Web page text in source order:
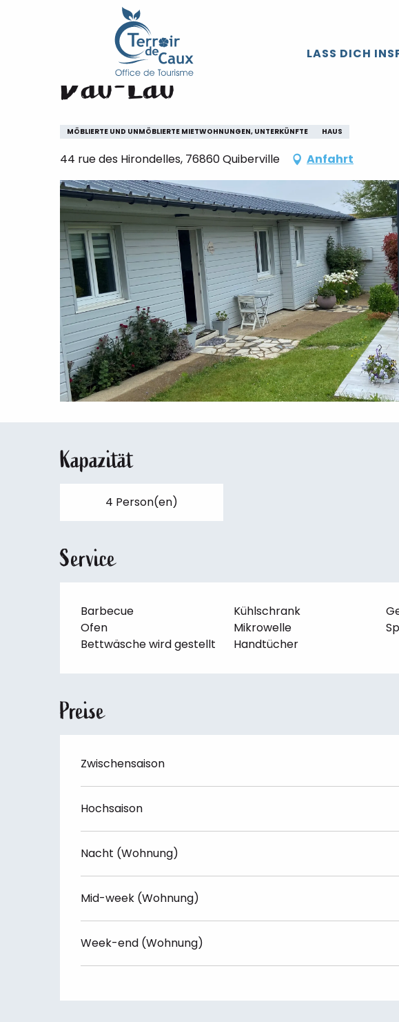
LASS DICH
Dao-Lao
Dao-Lao
MÖBLIERTE UND UNMÖBLIERTE MIETWOHNUNGEN, UNTERKÜNFTE HAUS
44 rue des Hirondelles, 76860 Quiberville Anfahrt
Kapazität
4 Person(en)
Service
Barbecue Kühlschrank
Ofen
Mikrowelle
Bettwäsche wird gestellt
Handtücher
Preise
Zwischensaison
Hochsaison
Nacht (Wohnung)
Mid-week (Wohnung)
Week-end (Wohnung)